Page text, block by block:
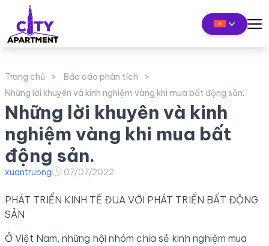
Trang chủ
Báo cáo phân tích
Những lời khuyên và kinh nghiệm vàng khi mua bất động sản.
Những lời khuyên và kinh
nghiệm vàng khi mua bất
động sản.
xuantruong 07/07/2022
PHÁT TRIỂN KINH TẾ ĐUA VỚI PHÁT TRIỂN BẤT ĐỘNG
SẢN
Ở Việt Nam, những hội nhóm chia sẻ kinh nghiệm mua